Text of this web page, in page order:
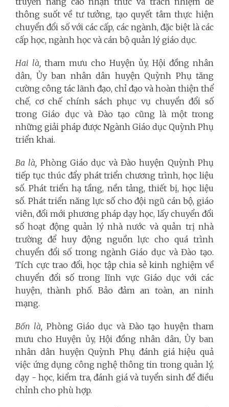
thông suốt về tư tưởng, tạo quyết tâm thực hiện
chuyển đổi số với các cấp, các ngành, đặc biệt là các
cấp học, ngành học và cán bộ quản lý giáo dục.
Hai là, tham mưu cho Huyện ủy, Hội đồng nhân
dân, Ủy ban nhân dân huyện Quỳnh Phụ tăng
cường công tác lãnh đạo, chỉ đạo và hoàn thiện thể
chế, cơ chế chính sách phục vụ chuyển đổi số
trong Giáo dục và Đào tạo cũng là một trong
những giải pháp được Ngành Giáo dục Quỳnh Phụ
triển khai.
Ba là, Phòng Giáo dục và Đào huyện Quỳnh Phụ
tiếp tục thúc đẩy phát triển chương trình, học liệu
số. Phát triển hạ tầng, nền tảng, thiết bị, học liệu
số. Phát triển năng lực số cho đội ngũ cán bộ, giáo
viên, đổi mới phương pháp dạy học, lấy chuyển đổi
số hoạt động quản lý nhà nước và quản trị nhà
trường để huy động nguồn lực cho quá trình
chuyển đổi số trong ngành Giáo dục và Đào tạo.
Tích cực trao đổi, học tập chia sẻ kinh nghiệm về
chuyển đổi số trong lĩnh vực Giáo dục với các
huyện, thành phố. Bảo đảm an toàn, an ninh
mạng.
Bốn là, Phòng Giáo dục và Đào tạo huyện tham
mưu cho Huyện ủy, Hội đồng nhân dân, Ủy ban
nhân dân huyện Quỳnh Phụ đánh giá hiệu quả
việc ứng dụng công nghệ thông tin trong quản lý,
dạy - học, kiểm tra, đánh giá và tuyển sinh để điều
chỉnh cho phù hợp.